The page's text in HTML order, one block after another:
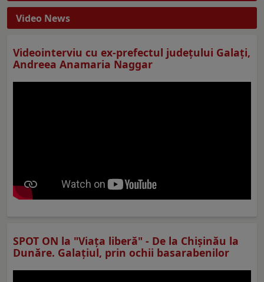
Video News
Videointerviu cu ex-prefectul judeţului Galaţi,
Andreea Anamaria Naggar
SPOT ON la "Viaţa liberă" - De la Chișinău la
Dunăre. Galațiul, prin ochii basarabenilor